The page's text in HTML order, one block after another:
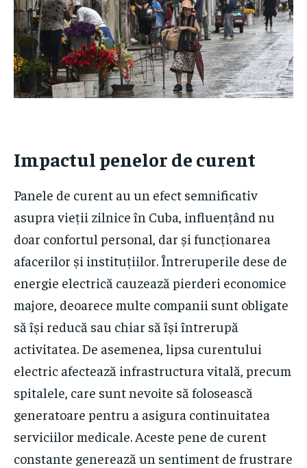
Impactul penelor de curent
Panele de curent au un efect semnificativ
asupra vieții zilnice în Cuba, influențând nu
doar confortul personal, dar și funcționarea
afacerilor și instituțiilor. Întreruperile dese de
energie electrică cauzează pierderi economice
majore, deoarece multe companii sunt obligate
să își reducă sau chiar să își întrerupă
activitatea. De asemenea, lipsa curentului
electric afectează infrastructura vitală, precum
spitalele, care sunt nevoite să folosească
generatoare pentru a asigura continuitatea
serviciilor medicale. Aceste pene de curent
constante generează un sentiment de frustrare